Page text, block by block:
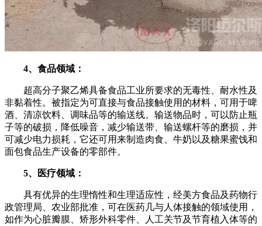
4、食品领域：
超高分子聚乙烯具备食品工业所要求的无毒性、耐水性及
非黏着性。被指定为可直接与食品接触使用的材料，可用于啤
酒、清凉饮料、调味品等的输送线。输送物品时，可以防止瓶
子等的破损，降低噪音，减少输送带、输送螺杆等的磨损，并
可减少电力损耗，它还可用来制造肉食、牛奶以及糖果蜜饯和
面包食品生产设备的零部件。
5、医疗领域：
具有优异的生理惰性和生理适应性，经美方食品及药物行
政管理局、农业部批准，可在医药几与人体接触的领域使用，
如作为心脏瓣膜、矫形外科零件、人工关节及节育植入体等的